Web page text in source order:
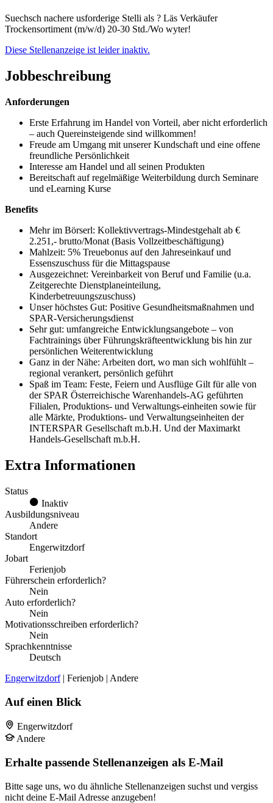
Suechsch nachere usforderige Stelli als ? Läs Verkäufer
Trockensortiment (m/w/d) 20-30 Std./Wo wyter!
Diese Stellenanzeige ist leider inaktiv.
Jobbeschreibung
Anforderungen
Erste Erfahrung im Handel von Vorteil, aber nicht erforderlich
– auch Quereinsteigende sind willkommen!
Freude am Umgang mit unserer Kundschaft und eine offene
freundliche Persönlichkeit
Interesse am Handel und all seinen Produkten
Bereitschaft auf regelmäßige Weiterbildung durch Seminare
und eLearning Kurse
Benefits
Mehr im Börserl: Kollektivvertrags-Mindestgehalt ab €
2.251,- brutto/Monat (Basis Vollzeitbeschäftigung)
Mahlzeit: 5% Treuebonus auf den Jahreseinkauf und
Essenszuschuss für die Mittagspause
Ausgezeichnet: Vereinbarkeit von Beruf und Familie (u.a.
Zeitgerechte Dienstplaneinteilung,
Kinderbetreuungszuschuss)
Unser höchstes Gut: Positive Gesundheitsmaßnahmen und
SPAR-Versicherungsdienst
Sehr gut: umfangreiche Entwicklungsangebote – von
Fachtrainings über Führungskräfteentwicklung bis hin zur
persönlichen Weiterentwicklung
Ganz in der Nähe: Arbeiten dort, wo man sich wohlfühlt –
regional verankert, persönlich geführt
Spaß im Team: Feste, Feiern und Ausflüge Gilt für alle von
der SPAR Österreichische Warenhandels-AG geführten
Filialen, Produktions- und Verwaltungs-einheiten sowie für
alle Märkte, Produktions- und Verwaltungseinheiten der
INTERSPAR Gesellschaft m.b.H. Und der Maximarkt
Handels-Gesellschaft m.b.H.
Extra Informationen
Status
Inaktiv
Ausbildungsniveau
Andere
Standort
Engerwitzdorf
Jobart
Ferienjob
Führerschein erforderlich?
Nein
Auto erforderlich?
Nein
Motivationsschreiben erforderlich?
Nein
Sprachkenntnisse
Deutsch
Engerwitzdorf| Ferienjob | Andere
Auf einen Blick
Engerwitzdorf
Andere
Erhalte passende Stellenanzeigen als E-Mail
Bitte sage uns, wo du ähnliche Stellenanzeigen suchst und vergiss
nicht deine E-Mail Adresse anzugeben!